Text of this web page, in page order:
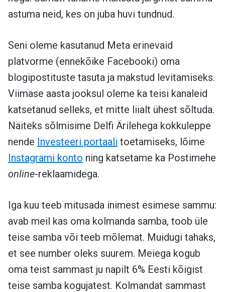
astuma neid, kes on juba huvi tundnud.
Seni oleme kasutanud Meta erinevaid
platvorme (ennekõike Facebooki) oma
blogipostituste tasuta ja makstud levitamiseks.
Viimase aasta jooksul oleme ka teisi kanaleid
katsetanud selleks, et mitte liialt ühest sõltuda.
Näiteks sõlmisime Delfi Ärilehega kokkuleppe
nende Investeeri portaali toetamiseks, lõime
Instagrami konto ning katsetame ka Postimehe
online-reklaamidega.
Iga kuu teeb mitusada inimest esimese sammu:
avab meil kas oma kolmanda samba, toob üle
teise samba või teeb mõlemat. Muidugi tahaks,
et see number oleks suurem. Meiega kogub
oma teist sammast ju napilt 6% Eesti kõigist
teise samba kogujatest. Kolmandat sammast